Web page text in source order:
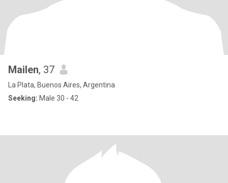
Mailen, 37
La Plata, Buenos Aires, Argentina
Seeking: Male 30 - 42